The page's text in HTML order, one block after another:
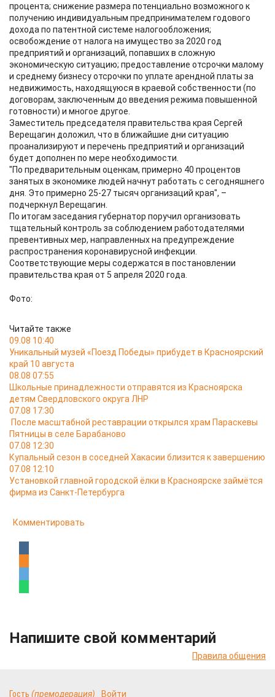
процента; снижение размера потенциально возможного к
получению индивидуальным предпринимателем годового
дохода по патентной системе налогообложения;
освобождение от налога на имущество за 2020 год
предприятий и организаций, попавших в сложную
экономическую ситуацию; предоставление отсрочки малому
и среднему бизнесу отсрочки по уплате арендной платы за
недвижимость, находящуюся в краевой собственности (по
договорам, заключенным до введения режима повышенной
готовности) и многое другое.
Заместитель председателя правительства края Сергей
Верещагин доложил, что в ближайшие дни ситуацию
проанализируют и перечень предприятий и организаций
будет дополнен по мере необходимости.
"По предварительным оценкам, примерно 40 процентов
занятых в экономике людей начнут работать с сегодняшнего
дня. Это примерно 25-27 тысяч организаций края", –
подчеркнул Верещагин.
По итогам заседания губернатор поручил организовать
тщательный контроль за соблюдением работодателями
превентивных мер, направленных на предупреждение
распространения коронавирусной инфекции.
Соответствующие меры содержатся в постановлении
правительства края от 5 апреля 2020 года.
Фото:
Читайте также
09.08 10:40
Уникальный музей «Поезд Победы» прибудет в Красноярский
край 10 августа
08.08 07:55
Школьные принадлежности отправятся из Красноярска
детям Свердловского округа ЛНР
07.08 17:30
После масштабной реставрации открылся храм Параскевы
Пятницы в селе Барабаново
07.08 12:30
Купальный сезон в соседней Хакасии близится к завершению
07.08 12:10
Установкой главной городской ёлки в Красноярске займётся
фирма из Санкт-Петербурга
Комментировать
Напишите свой комментарий
Правила общения
Гость (премодерация) Войти